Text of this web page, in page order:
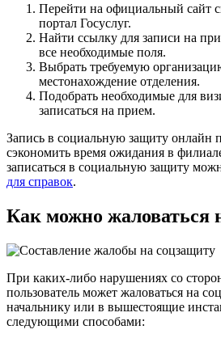
Перейти на официальный сайт
портал Госуслуг.
Найти ссылку для записи на
все необходимые поля.
Выбрать требуемую
местонахождение отделения.
Подобрать необходимые для
записаться на прием.
Запись в социальную защиту онлайн
сэкономить время ожидания в
записаться в социальную защиту
для справок.
Как можно
При каких-либо нарушениях со
пользователь может жаловаться на
начальнику или в вышестоящие
следующими способами: